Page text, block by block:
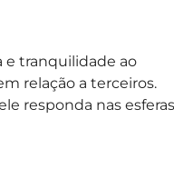
e tranquilidade ao
relação a terceiros.
responda nas esferas